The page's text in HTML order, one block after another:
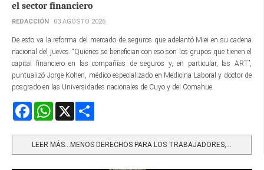
el sector financiero
REDACCIÓN 03 AGOSTO 2026
De esto va la reforma del mercado de seguros que adelantó Miei en su cadena
nacional del jueves. “Quienes se benefician con eso son los grupos que tienen el
capital financiero en las compañías de seguros y, en particular, las ART”,
puntualizó Jorge Kohen, médico especializado en Medicina Laboral y doctor de
posgrado en las Universidades nacionales de Cuyo y del Comahue.
FacebookWhatsApp
LEER MÁS…MENOS DERECHOS PARA LOS TRABAJADORES,...